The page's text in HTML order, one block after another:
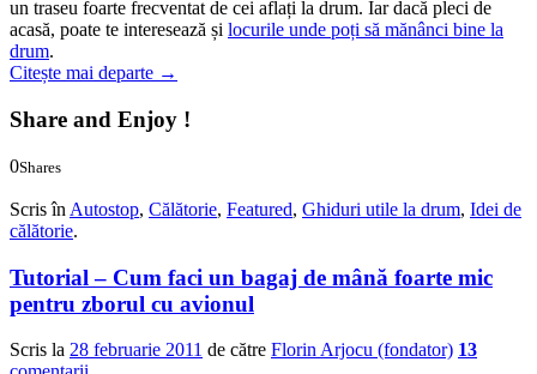
un traseu foarte frecventat de cei aflați la drum. Iar dacă pleci de
acasă, poate te interesează și locurile unde poți să mănânci bine la
drum.
Citește mai departe →
Share and Enjoy !
0Shares
Scris înAutostop, Călătorie, Featured, Ghiduri utile la drum, Idei de
călătorie.
Tutorial – Cum faci un bagaj de mână foarte mic
pentru zborul cu avionul
Scris la 28 februarie 2011 de către Florin Arjocu (fondator) 13